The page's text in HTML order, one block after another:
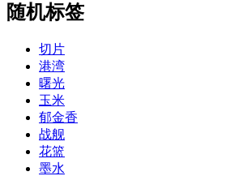
随机标签
切片
港湾
曙光
玉米
郁金香
战舰
花篮
墨水